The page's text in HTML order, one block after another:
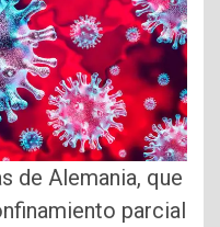
de Alemania, que
parcial